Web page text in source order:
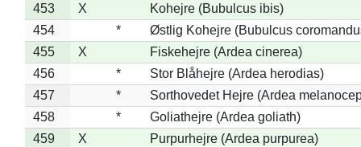
453
X
Kohejre (Bubulcus ibis)
454
*
Østlig Kohejre (Bubulcus
455
X
Fiskehejre (Ardea cinerea)
456
*
Stor Blåhejre (Ardea herodias)
457
*
Sorthovedet Hejre (Ardea
458
*
Goliathejre (Ardea goliath)
459
X
Purpurhejre (Ardea purpurea)